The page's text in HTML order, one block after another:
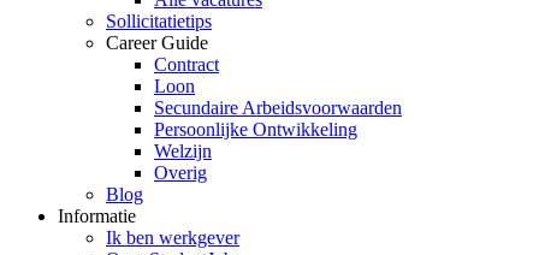
Sollicitatietips
Career Guide
Contract
Loon
Secundaire Arbeidsvoorwaarden
Persoonlijke Ontwikkeling
Welzijn
Overig
Blog
Informatie
Ik ben werkgever